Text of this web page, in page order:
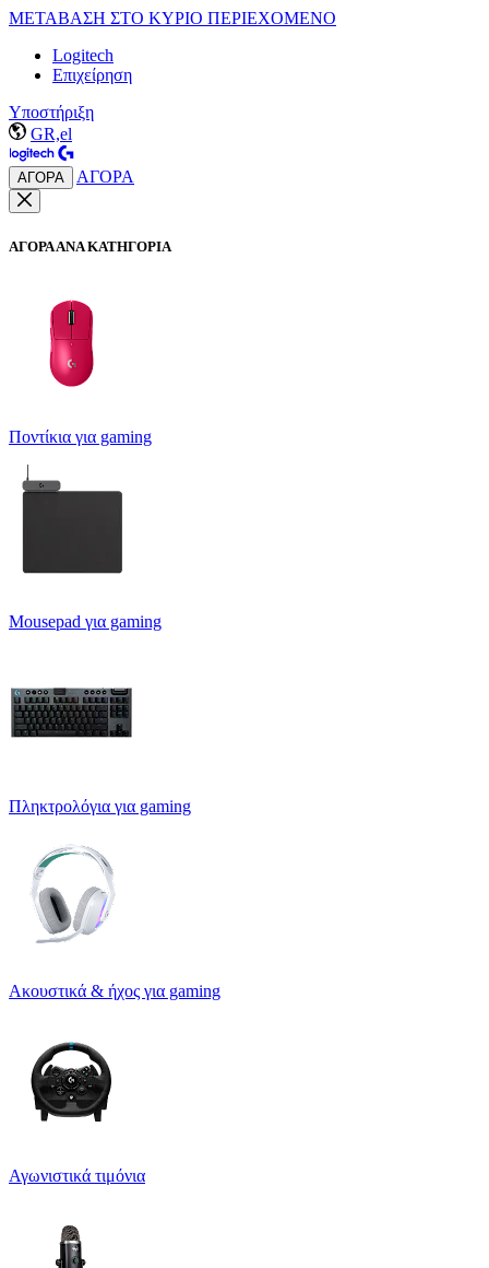
ΜΕΤΑΒΑΣΗ ΣΤΟ ΚΥΡΙΟ ΠΕΡΙΕΧΟΜΕΝΟ
Logitech
Επιχείρηση
Υποστήριξη
GR,el
ΑΓΟΡΑ ΑΓΟΡΑ
ΑΓΟΡΑ ΑΝΑ ΚΑΤΗΓΟΡΙΑ
Ποντίκια για gaming
Mousepad για gaming
Πληκτρολόγια για gaming
Ακουστικά & ήχος για gaming
Αγωνιστικά τιμόνια